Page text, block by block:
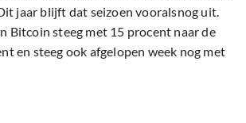
jaar blijft dat seizoen vooralsnog uit.
Bitcoin steeg met 15 procent naar de
en steeg ook afgelopen week nog met